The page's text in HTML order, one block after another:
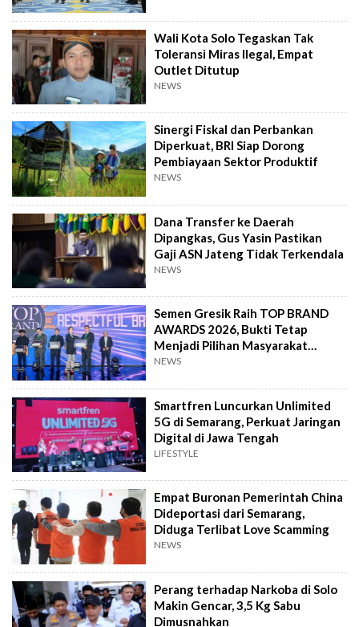
Wali Kota Solo Tegaskan Tak
Toleransi Miras Ilegal, Empat
Outlet Ditutup
NEWS
Sinergi Fiskal dan Perbankan
Diperkuat, BRI Siap Dorong
Pembiayaan Sektor Produktif
NEWS
Dana Transfer ke Daerah
Dipangkas, Gus Yasin Pastikan
Gaji ASN Jateng Tidak Terkendala
NEWS
Semen Gresik Raih TOP BRAND
AWARDS 2026, Bukti Tetap
Menjadi Pilihan Masyarakat
Indonesia
NEWS
Smartfren Luncurkan Unlimited
5G di Semarang, Perkuat Jaringan
Digital di Jawa Tengah
LIFESTYLE
Empat Buronan Pemerintah China
Dideportasi dari Semarang,
Diduga Terlibat Love Scamming
NEWS
Perang terhadap Narkoba di Solo
Makin Gencar, 3,5 Kg Sabu
Dimusnahkan